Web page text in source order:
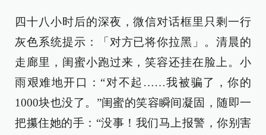
四十八小时后的深夜，微信对话框里只剩一行
灰色系统提示：「对方已将你拉黑」。清晨的
走廊里，闺蜜小跑过来，笑容还挂在脸上。小
雨艰难地开口：“对不起……我被骗了，你的
1000块也没了。”闺蜜的笑容瞬间凝固，随即一
把攥住她的手：“没事！我们马上报警，你别害